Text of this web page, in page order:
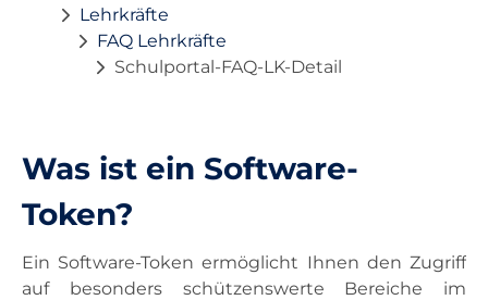
Fortbildung
Ausstattung
Landesdienste
Lehrkräfte
FAQ Lehrkräfte
Schulportal-FAQ-LK-Detail
Was ist ein Software-
Token?
Ein Software-Token ermöglicht Ihnen den Zugriff
auf besonders schützenswerte Bereiche im